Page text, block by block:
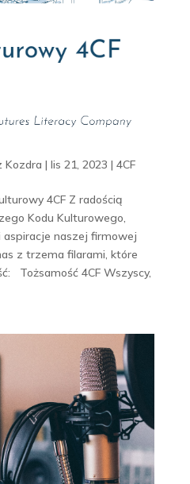
Kozdra | lis 21, 2023 | 4CF
4CF Z radością
Kodu Kulturowego,
naszej firmowej
z trzema filarami, które
Tożsamość 4CF Wszyscy,